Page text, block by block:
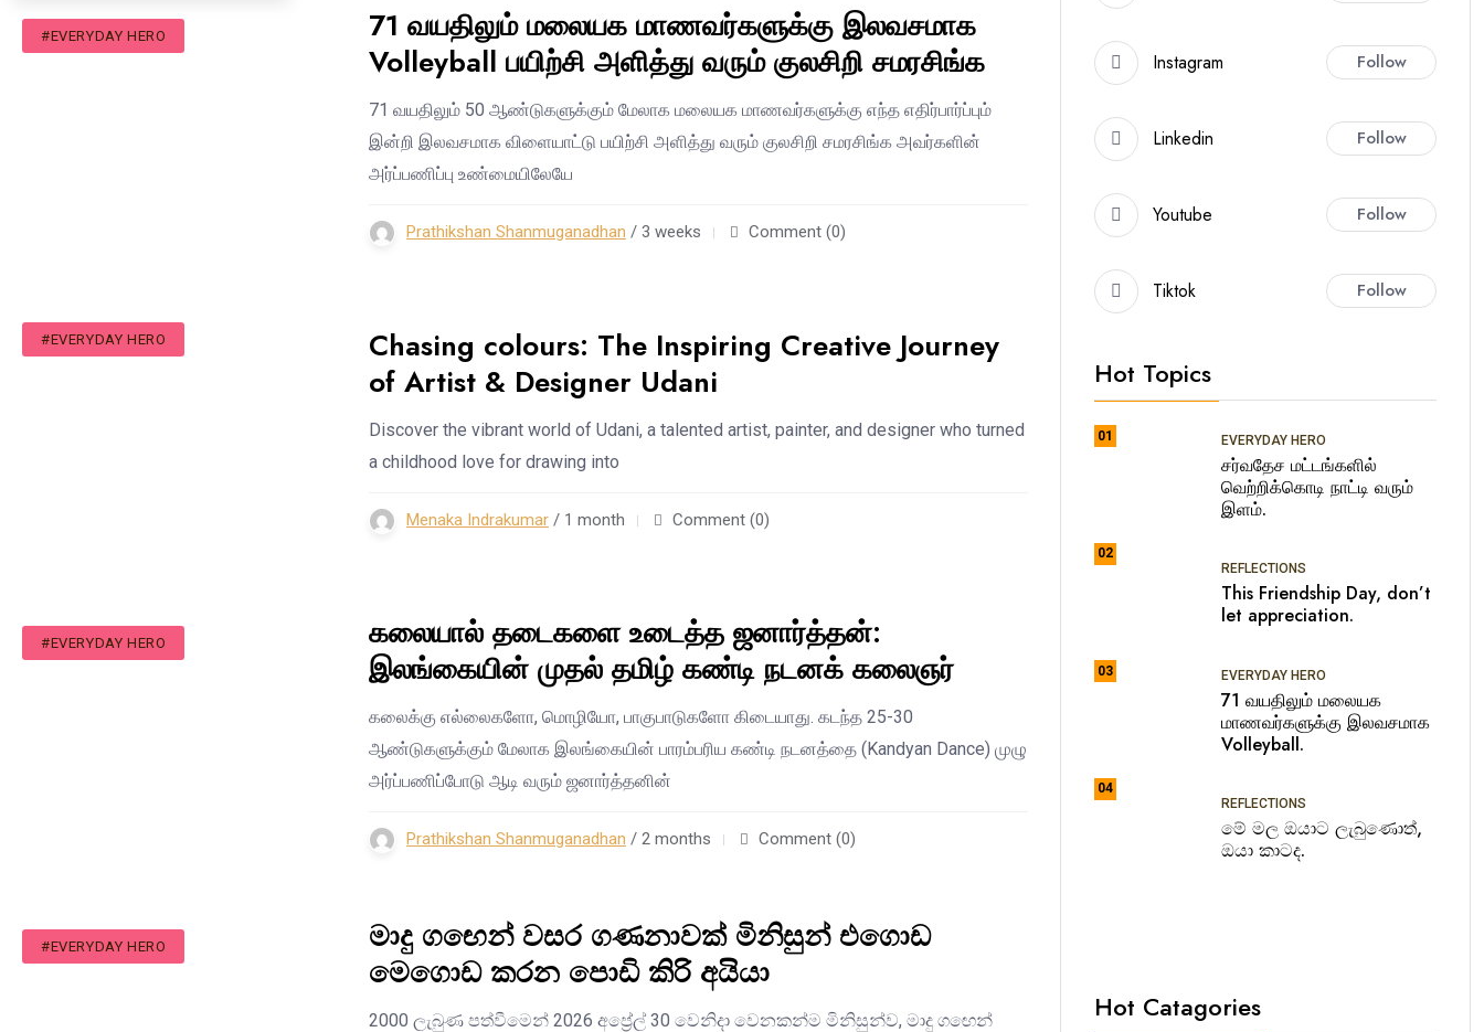
#EVERYDAY HERO
71 வயதிலும் மலையக மாணவர்களுக்கு இலவசமாக
Volleyball பயிற்சி அளித்து வரும் குலசிறி சமரசிங்க
71 வயதிலும் 50 ஆண்டுகளுக்கும் மேலாக மலையக மாணவர்களுக்கு எந்த எதிர்பார்ப்பும்
இன்றி இலவசமாக விளையாட்டு பயிற்சி அளித்து வரும் குலசிறி சமரசிங்க அவர்களின்
அர்ப்பணிப்பு உண்மையிலேயே
Prathikshan Shanmuganadhan / 3 weeks Comment (0)
#EVERYDAY HERO
Chasing colours: The Inspiring Creative Journey
of Artist & Designer Udani
Discover the vibrant world of Udani, a talented artist, painter, and designer who turned
a childhood love for drawing into
Menaka Indrakumar / 1 month Comment (0)
#EVERYDAY HERO
கலையால் தடைகளை உடைத்த ஜனார்த்தன்:
இலங்கையின் முதல் தமிழ் கண்டி நடனக் கலைஞர்
​கலைக்கு எல்லைகளோ, மொழியோ, பாகுபாடுகளோ கிடையாது. கடந்த 25-30
ஆண்டுகளுக்கும் மேலாக இலங்கையின் பாரம்பரிய கண்டி நடனத்தை (Kandyan Dance) முழு
அர்ப்பணிப்போடு ஆடி வரும் ஜனார்த்தனின்
Prathikshan Shanmuganadhan / 2 months Comment (0)
#EVERYDAY HERO
මාදු ගඟෙන් වසර ගණනාවක් මිනිසුන් එගොඩ
මෙගොඩ කරන පොඩි කිරි අයියා
2000 ලැබුණ පත්වීමෙන් 2026 අප්‍රේල් 30 වෙනිදා වෙනකන්ම මිනිසුන්ව, මාදු ගඟෙන්
Instagram Follow
Linkedin Follow
Youtube Follow
Tiktok Follow
Hot Topics
01 EVERYDAY HERO
சர்வதேச மட்டங்களில்
வெற்றிக்கொடி நாட்டி வரும்
இளம்.
02
REFLECTIONS
This Friendship Day, don’t
let appreciation.
03 EVERYDAY HERO
71 வயதிலும் மலையக
மாணவர்களுக்கு இலவசமாக
Volleyball.
04
REFLECTIONS
මේ මල ඔයාට ලැබුණොත්,
ඔයා කාටද.
Hot Catagories